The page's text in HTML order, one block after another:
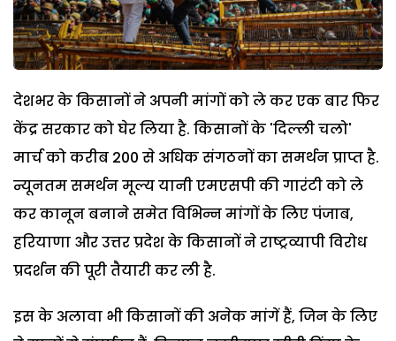
देशभर के किसानों ने अपनी मांगों को ले कर एक बार फिर
केंद्र सरकार को घेर लिया है. किसानों के 'दिल्ली चलो'
मार्च को करीब 200 से अधिक संगठनों का समर्थन प्राप्त है.
न्यूनतम समर्थन मूल्य यानी एमएसपी की गारंटी को ले
कर कानून बनाने समेत विभिन्न मांगों के लिए पंजाब,
हरियाणा और उत्तर प्रदेश के किसानों ने राष्ट्रव्यापी विरोध
प्रदर्शन की पूरी तैयारी कर ली है.
इस के अलावा भी किसानों की अनेक मांगें हैं, जिन के लिए